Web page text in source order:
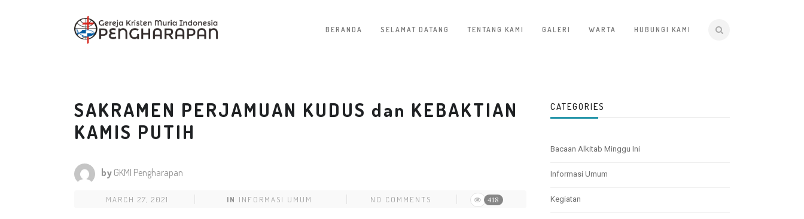
BERANDA SELAMAT DATANG TENTANG KAMI GALERI WARTA HUBUNGI KAMI
SAKRAMEN PERJAMUAN KUDUS dan KEBAKTIAN
KAMIS PUTIH
by GKMI Pengharapan
MARCH 27, 2021 IN INFORMASI UMUM NO COMMENTS 418
CATEGORIES
Bacaan Alkitab Minggu Ini
Informasi Umum
Kegiatan